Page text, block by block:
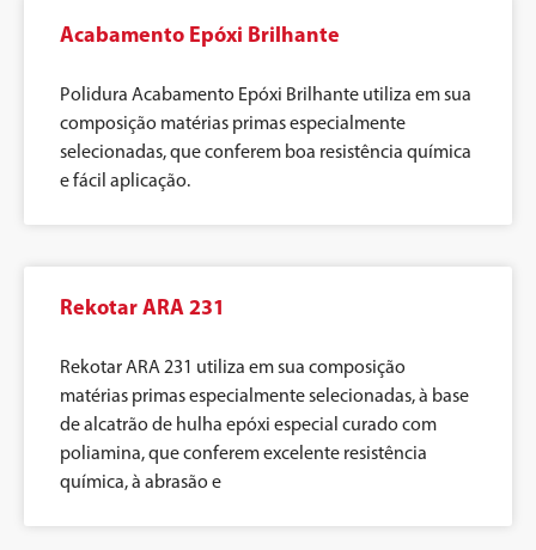
Acabamento Epóxi Brilhante
Polidura Acabamento Epóxi Brilhante utiliza em sua
composição matérias primas especialmente
selecionadas, que conferem boa resistência química
e fácil aplicação.
Rekotar ARA 231
Rekotar ARA 231 utiliza em sua composição
matérias primas especialmente selecionadas, à base
de alcatrão de hulha epóxi especial curado com
poliamina, que conferem excelente resistência
química, à abrasão e